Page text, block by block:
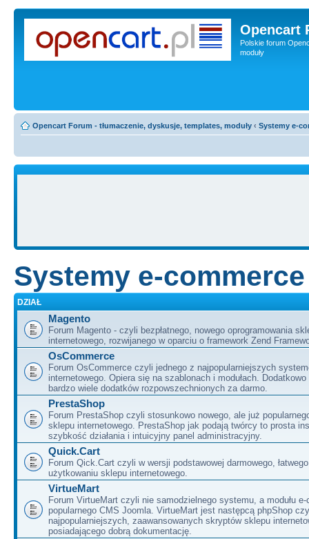
Opencart
Polskie forum
moduły
Opencart Forum - tłumaczenie, dyskusje, templates, moduły ‹ Systemy e-
Systemy e-commerce
DZIAŁ
Magento
Forum Magento - czyli bezpłatnego, nowego oprogramowania
internetowego, rozwijanego w oparciu o framework Zend
OsCommerce
Forum OsCommerce czyli jednego z najpopularniejszych
internetowego. Opiera się na szablonach i modułach.
bardzo wiele dodatków rozpowszechnionych za darmo.
PrestaShop
Forum PrestaShop czyli stosunkowo nowego, ale już
sklepu internetowego. PrestaShop jak podają twórcy to prosta
szybkość działania i intuicyjny panel administracyjny.
Quick.Cart
Forum Qick.Cart czyli w wersji podstawowej darmowego,
użytkowaniu sklepu internetowego.
VirtueMart
Forum VirtueMart czyli nie samodzielnego systemu, a modułu
popularnego CMS Joomla. VirtueMart jest następcą phpShop
najpopularniejszych, zaawansowanych skryptów sklepu
posiadającego dobrą dokumentację.